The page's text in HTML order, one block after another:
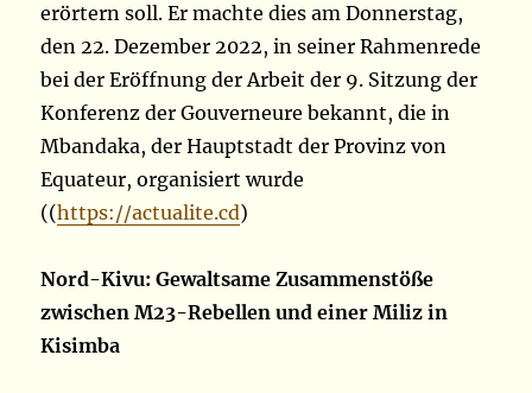
erörtern soll. Er machte dies am Donnerstag,
den 22. Dezember 2022, in seiner Rahmenrede
bei der Eröffnung der Arbeit der 9. Sitzung der
Konferenz der Gouverneure bekannt, die in
Mbandaka, der Hauptstadt der Provinz von
Equateur, organisiert wurde
((https://actualite.cd)
Nord-Kivu: Gewaltsame Zusammenstöße
zwischen M23-Rebellen und einer Miliz in
Kisimba